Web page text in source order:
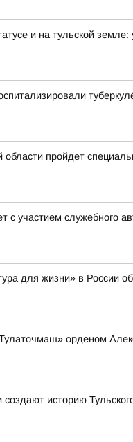
и на тульской
пройдет
с участием служебного
для жизни» в России
орденом
историю